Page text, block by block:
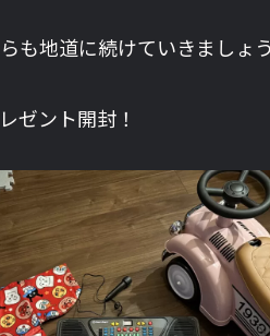
も地道に続けていきましょう
ゼント開封！